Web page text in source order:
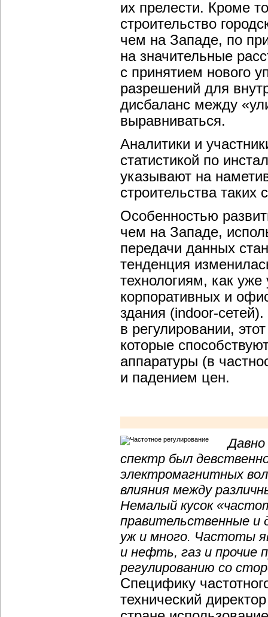
их прелести. Кроме
строительство
чем на Западе, по
на значительные
с принятием нового
разрешений для
дисбаланс между
выравниваться.
Аналитики и
статистикой по
указывают на
строительства таких
Особенностью
чем на Западе,
передачи данных
тенденция
технологиям, как
корпоративных и
здания (indoor-
в регулировании,
которые
аппаратуры (в
и падением цен.
спектр был
электромагнитных
влияния между
Немалый кусок
правительственные и
уж и много. Частоты
и нефть, газ и
регулированию со
Специфику
технический